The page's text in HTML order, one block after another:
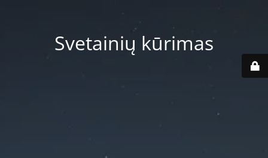
Svetainių kūrimas